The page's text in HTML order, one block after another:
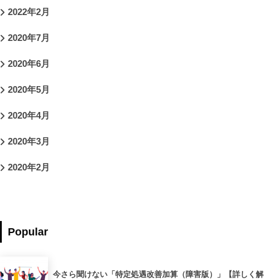
2022年2月
2020年7月
2020年6月
2020年5月
2020年4月
2020年3月
2020年2月
Popular
今さら聞けない「特定処遇改善加算（障害版）」【詳しく解